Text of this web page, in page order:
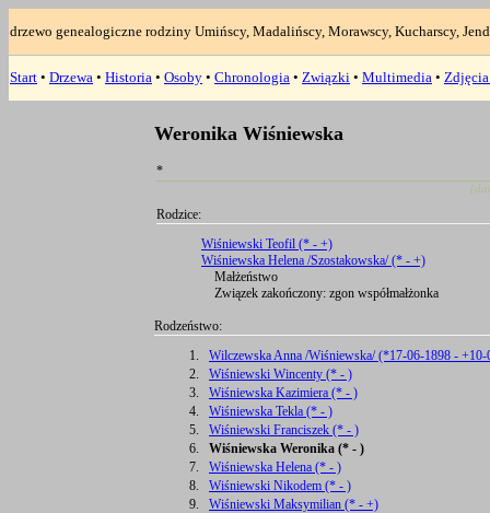
drzewo genealogiczne rodziny Umińscy, Madalińscy, Morawscy, Kucharscy,
Start • Drzewa • Historia • Osoby • Chronologia • Związki • Multimedia •
Weronika Wiśniewska
*
Rodzice:
Wiśniewski Teofil (* - +)
Wiśniewska Helena /Szostakowska/ (* - +)
Małżeństwo
Związek zakończony: zgon współmałżonka
Rodzeństwo:
1.
Wilczewska Anna /Wiśniewska/ (*17-06-1898 - +10-
2.
Wiśniewski Wincenty (* - )
3.
Wiśniewska Kazimiera (* - )
4.
Wiśniewska Tekla (* - )
5.
Wiśniewski Franciszek (* - )
6.
Wiśniewska Weronika (* - )
7.
Wiśniewska Helena (* - )
8.
Wiśniewski Nikodem (* - )
9.
Wiśniewski Maksymilian (* - +)